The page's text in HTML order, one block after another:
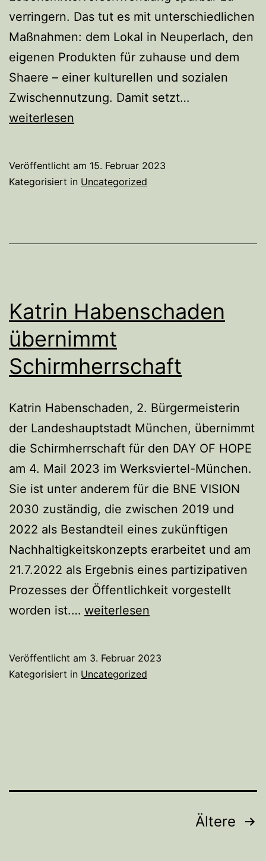
verringern. Das tut es mit unterschiedlichen
Maßnahmen: dem Lokal in Neuperlach, den
eigenen Produkten für zuhause und dem
Shaere – einer kulturellen und sozialen
Zwischennutzung. Damit setzt…
weiterlesen
Veröffentlicht am 15. Februar 2023
Kategorisiert in Uncategorized
Katrin Habenschaden
übernimmt
Schirmherrschaft
Katrin Habenschaden, 2. Bürgermeisterin
der Landeshauptstadt München, übernimmt
die Schirmherrschaft für den DAY OF HOPE
am 4. Mail 2023 im Werksviertel-München.
Sie ist unter anderem für die BNE VISION
2030 zuständig, die zwischen 2019 und
2022 als Bestandteil eines zukünftigen
Nachhaltigkeitskonzepts erarbeitet und am
21.7.2022 als Ergebnis eines partizipativen
Prozesses der Öffentlichkeit vorgestellt
worden ist.… Katrin
Schirmherrschaft
weiterlesen
Veröffentlicht am 3. Februar 2023
Kategorisiert in Uncategorized
Ältere